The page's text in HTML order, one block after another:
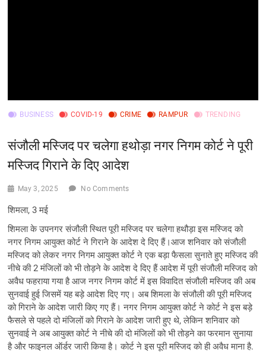
BUSINESS COVID-19 CRIME RAMPUR TRENDING
संजौली मस्जिद पर चलेगा हथोड़ा नगर निगम कोर्ट ने पूरी
मस्जिद गिराने के दिए आदेश
May 3, 2025 No Comments
शिमला, 3 मई
शिमला के उपनगर संजौली स्थित पूरी मस्जिद पर चलेगा हथौड़ा इस मस्जिद को
नगर निगम आयुक्त कोर्ट ने गिराने के आदेश दे दिए हैं।आज शनिवार को संजौली
मस्जिद को लेकर नगर निगम आयुक्त कोर्ट ने एक बड़ा फैसला सुनाते हुए मस्जिद की
नीचे की 2 मंजिलों को भी तोड़ने के आदेश दे दिए हैं आदेश में पूरी संजौली मस्जिद को
अवैध फहराया गया है आज नगर निगम कोर्ट में इस विवादित संजौली मस्जिद की अब
सुनवाई हुई जिसमें यह बड़े आदेश दिए गए। अब शिमला के संजौली की पूरी मस्जिद
को गिराने के आदेश जारी किए गए हैं। नगर निगम आयुक्त कोर्ट ने कोर्ट ने इस बड़े
फैसले से पहले दो मंजिलों को गिराने के आदेश जारी हुए थे, लेकिन शनिवार को
सुनवाई ने अब आयुक्त कोर्ट ने नीचे की दो मंजिलों को भी तोड़ने का फरमान सुनाया
है और फाइनल ऑर्डर जारी किया है। कोर्ट ने इस पूरी मस्जिद को ही अवैध माना है.